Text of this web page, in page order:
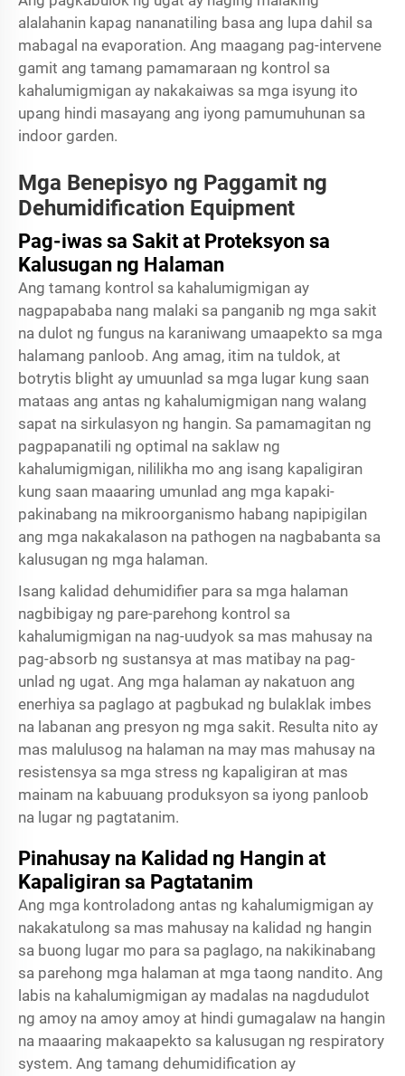
alalahanin kapag nananatiling basa ang lupa dahil sa
mabagal na evaporation. Ang maagang pag-intervene
gamit ang tamang pamamaraan ng kontrol sa
kahalumigmigan ay nakakaiwas sa mga isyung ito
upang hindi masayang ang iyong pamumuhunan sa
indoor garden.
Mga Benepisyo ng Paggamit ng
Dehumidification Equipment
Pag-iwas sa Sakit at Proteksyon sa
Kalusugan ng Halaman
Ang tamang kontrol sa kahalumigmigan ay
nagpapababa nang malaki sa panganib ng mga sakit
na dulot ng fungus na karaniwang umaapekto sa mga
halamang panloob. Ang amag, itim na tuldok, at
botrytis blight ay umuunlad sa mga lugar kung saan
mataas ang antas ng kahalumigmigan nang walang
sapat na sirkulasyon ng hangin. Sa pamamagitan ng
pagpapanatili ng optimal na saklaw ng
kahalumigmigan, nililikha mo ang isang kapaligiran
kung saan maaaring umunlad ang mga kapaki-
pakinabang na mikroorganismo habang napipigilan
ang mga nakakalason na pathogen na nagbabanta sa
kalusugan ng mga halaman.
Isang kalidad dehumidifier para sa mga halaman
nagbibigay ng pare-parehong kontrol sa
kahalumigmigan na nag-uudyok sa mas mahusay na
pag-absorb ng sustansya at mas matibay na pag-
unlad ng ugat. Ang mga halaman ay nakatuon ang
enerhiya sa paglago at pagbukad ng bulaklak imbes
na labanan ang presyon ng mga sakit. Resulta nito ay
mas malulusog na halaman na may mas mahusay na
resistensya sa mga stress ng kapaligiran at mas
mainam na kabuuang produksyon sa iyong panloob
na lugar ng pagtatanim.
Pinahusay na Kalidad ng Hangin at
Kapaligiran sa Pagtatanim
Ang mga kontroladong antas ng kahalumigmigan ay
nakakatulong sa mas mahusay na kalidad ng hangin
sa buong lugar mo para sa paglago, na nakikinabang
sa parehong mga halaman at mga taong nandito. Ang
labis na kahalumigmigan ay madalas na nagdudulot
ng amoy na amoy amoy at hindi gumagalaw na hangin
na maaaring makaapekto sa kalusugan ng respiratory
system. Ang tamang dehumidification ay